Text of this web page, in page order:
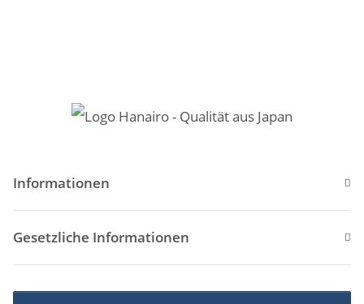
Informationen
Gesetzliche Informationen